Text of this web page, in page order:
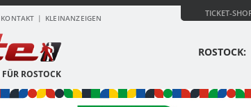
KONTAKT KLEINANZEIGEN TICKET-
FÜR ROSTOCK
ROSTOCK: